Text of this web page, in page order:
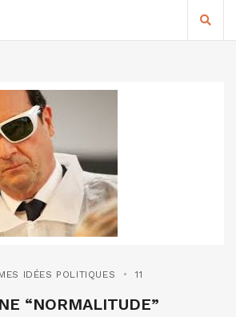
IDÉES POLITIQUES
11
“NORMALITUDE”